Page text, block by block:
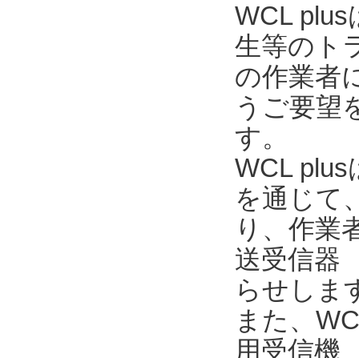
WCL plus
生等のト
の作業者
うご要望
す。
WCL
を通じて
り、作業
送受信器
らせしま
また、
用受信機